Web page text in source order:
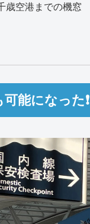
歳空港までの機窓
能になった❗️